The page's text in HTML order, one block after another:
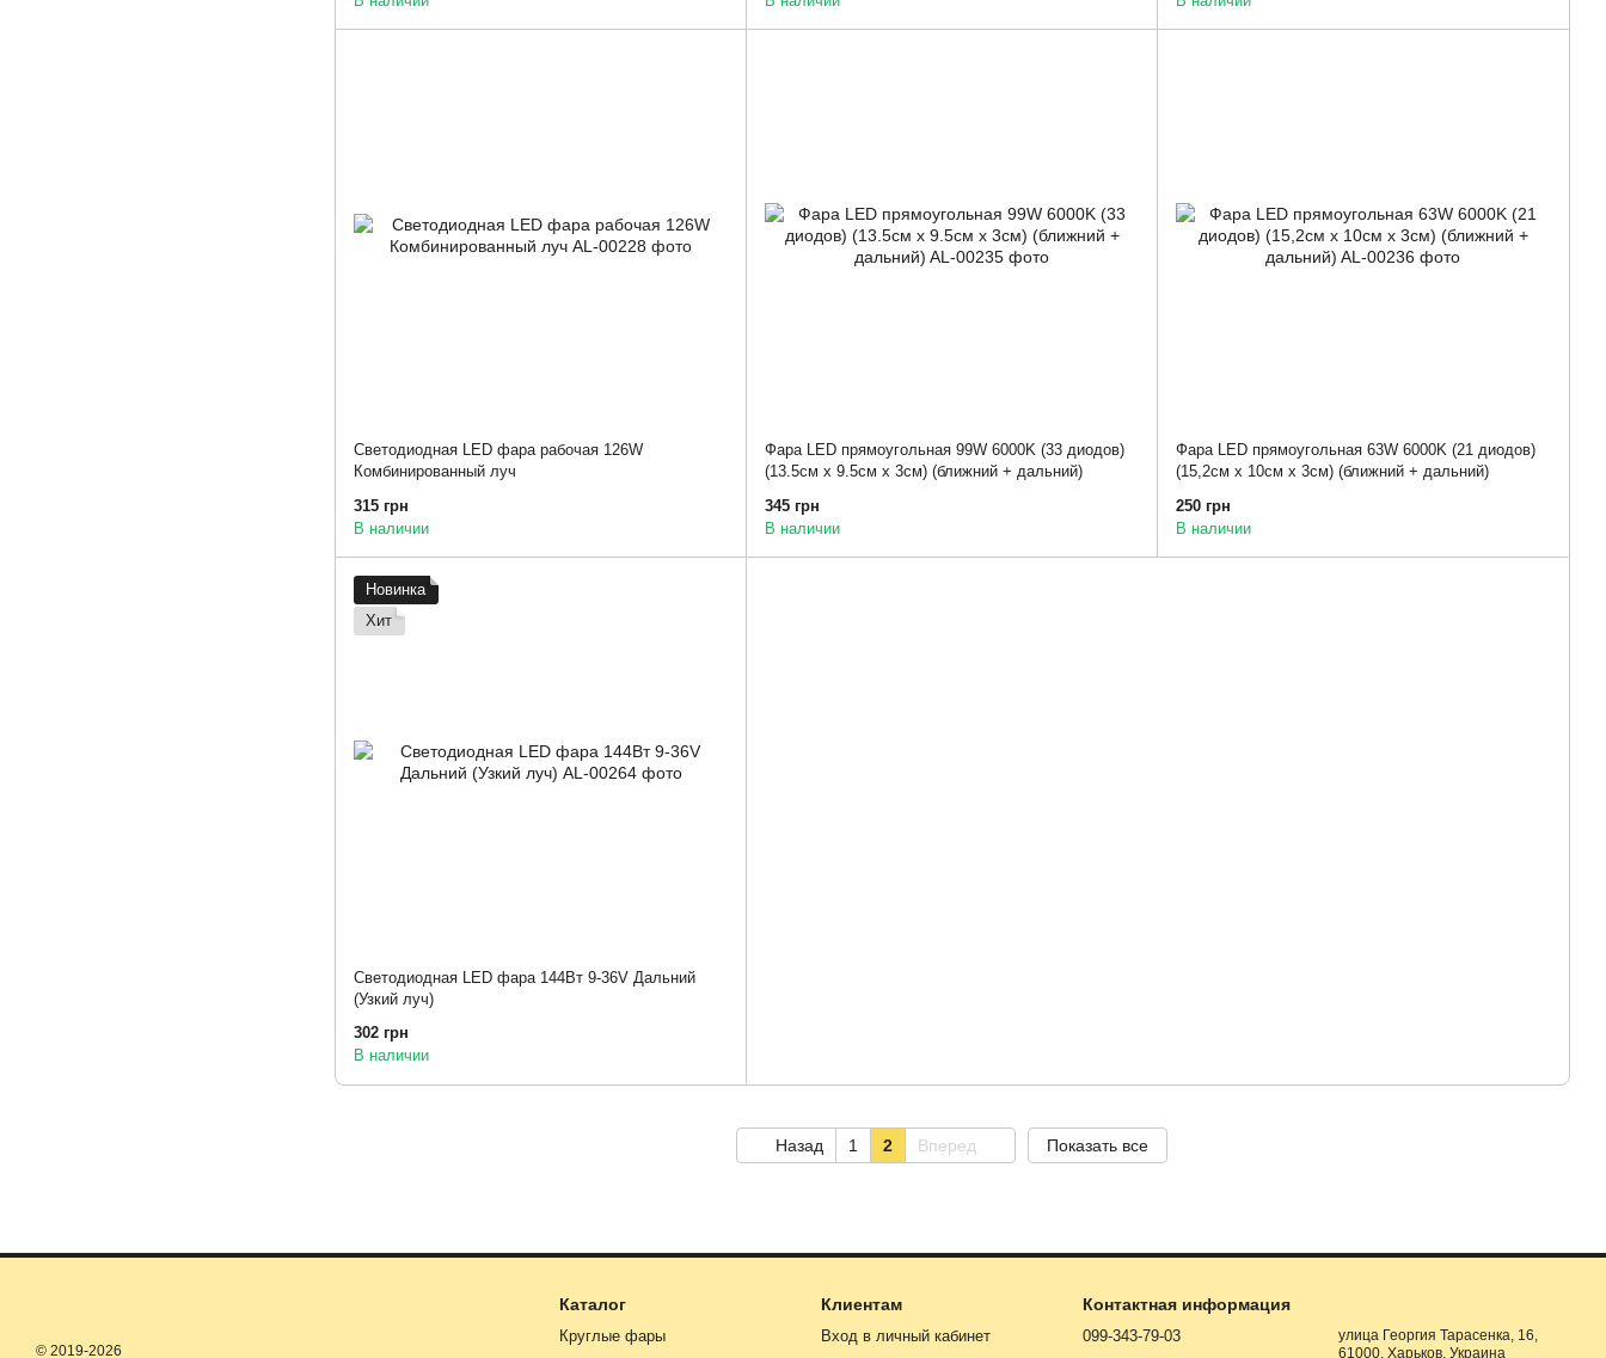
Светодиодная LED фара рабочая 126W
Комбинированный луч
315 грн
В наличии
Фара LED прямоугольная 99W 6000K (33 диодов)
(13.5см х 9.5см х 3см) (ближний + дальний)
345 грн
В наличии
Фара LED прямоугольная 63W 6000K (21 диодов)
(15,2см х 10см х 3см) (ближний + дальний)
250 грн
В наличии
Новинка
Хит
Светодиодная LED фара 144Вт 9-36V Дальний
(Узкий луч)
302 грн
В наличии
Назад 1 2 Вперед Показать все
© 2019-2026
Каталог
Круглые фары
Клиентам
Вход в личный кабинет
Контактная информация
099-343-79-03
улица Георгия Тарасенка, 16,
61000, Харьков, Украина